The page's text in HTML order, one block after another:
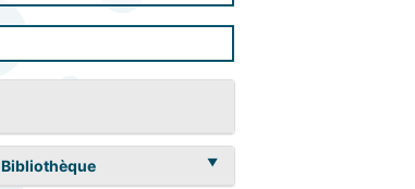
Bibliothèque